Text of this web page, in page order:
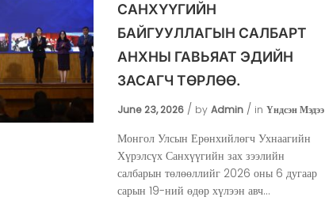
САНХҮҮГИЙН
БАЙГУУЛЛАГЫН САЛБАРТ
АНХНЫ ГАВЬЯАТ ЭДИЙН
ЗАСАГЧ ТӨРЛӨӨ.
June 23, 2026 by Admin in Үндсэн Мэдээ
Монгол Улсын Ерөнхийлөгч Ухнаагийн
Хүрэлсүх Санхүүгийн зах зээлийн
салбарын төлөөллийг 2026 оны 6 дугаар
сарын 19-ний өдөр хүлээн авч...